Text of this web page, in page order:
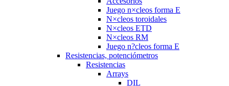
Juego n×cleos forma E
N×cleos toroidales
N×cleos ETD
N×cleos RM
Juego n?cleos forma E
Resistencias, potenciómetros
Resistencias
Arrays
DIL